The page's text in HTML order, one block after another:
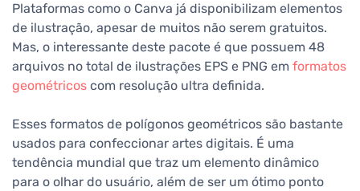
Plataformas como o Canva já disponibilizam elementos
de ilustração, apesar de muitos não serem gratuitos.
Mas, o interessante deste pacote é que possuem 48
arquivos no total de ilustrações EPS e PNG em formatos
geométricos com resolução ultra definida.
Esses formatos de polígonos geométricos são bastante
usados para confeccionar artes digitais. É uma
tendência mundial que traz um elemento dinâmico
para o olhar do usuário, além de ser um ótimo ponto